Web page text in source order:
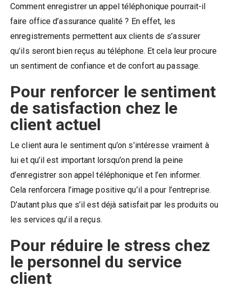
Comment enregistrer un appel téléphonique pourrait-il
faire office d’assurance qualité ? En effet, les
enregistrements permettent aux clients de s’assurer
qu’ils seront bien reçus au téléphone. Et cela leur procure
un sentiment de confiance et de confort au passage.
Pour renforcer le sentiment
de satisfaction chez le
client actuel
Le client aura le sentiment qu’on s’intéresse vraiment à
lui et qu’il est important lorsqu’on prend la peine
d’enregistrer son appel téléphonique et l’en informer.
Cela renforcera l’image positive qu’il a pour l’entreprise.
D’autant plus que s’il est déjà satisfait par les produits ou
les services qu’il a reçus.
Pour réduire le stress chez
le personnel du service
client